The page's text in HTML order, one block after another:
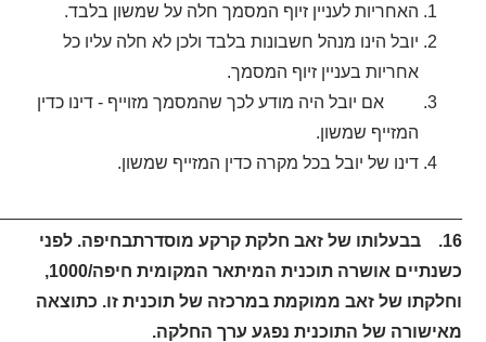
האחריות לעניין זיוף המסמך חלה על שמשון בלבד.
יובל הינו מנהל חשבונות בלבד ולכן לא חלה עליו כל
אחריות בעניין זיוף המסמך.
אם יובל היה מודע לכך שהמסמך מזוייף - דינו כדין
המזייף שמשון.
דינו של יובל בכל מקרה כדין המזייף שמשון.
16. בבעלותו של זאב חלקת קרקע מוסדרתבחיפה. לפני
כשנתיים אושרה תוכנית המיתאר המקומית חיפה/1000,
וחלקתו של זאב ממוקמת במרכזה של תוכנית זו. כתוצאה
מאישורה של התוכנית נפגע ערך החלקה.